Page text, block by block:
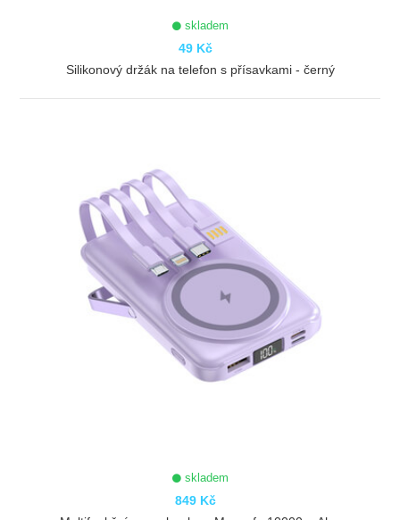
skladem
49 Kč
Silikonový držák na telefon s přísavkami - černý
skladem
849 Kč